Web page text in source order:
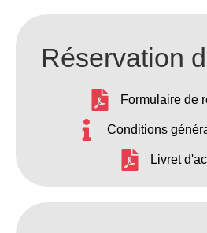
Réservation
Formulaire de
Conditions
Livret